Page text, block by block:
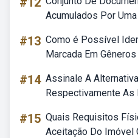
Acumulados Por
#13 Como é Possível
Marcada Em
#14 Assinale A
Respectivamente As
#15 Quais Requisitos
Aceitação Do Imóvel